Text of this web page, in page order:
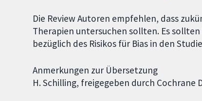
Die Review Autoren empfehlen, dass
Therapien untersuchen sollten. Es
bezüglich des Risikos für Bias in den
Anmerkungen zur Übersetzung
H. Schilling, freigegeben durch Cochrane